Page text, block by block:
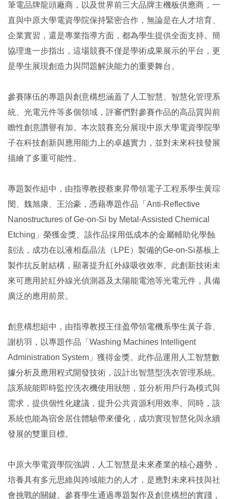
筆電品牌龍頭廠商，以及世界前三大品牌主機板供應商，一
直與中原大學電資學院保持緊密合作，無論是在人才培育、
企業實習，還是專業指導方面，都為學生提供全面支持。簡
協理進一步指出，這場競賽不僅是學術成果展示的平台，更
是學生展現創造力與問題解決能力的重要舞台。
參賽隊伍的專題與創意構想涵蓋了人工智慧、智慧化管理系
統、光電元件等多個領域，評審們對參賽作品的高品質與前
瞻性創意讚譽有加。本次競賽充分展現中原大學電資學院學
子在科技創新與應用能力上的卓越實力，並對未來科技發展
描繪了多重可能性。
專題製作組中，由指導教授蔡東昇帶領電子工程系學生黃琮
閔、魏旭康、王治豪，憑藉專題作品「Anti-Reflective
Nanostructures of Ge-on-Si by Metal-Assisted Chemical
Etching」榮獲金獎。該作品採用低成本的金屬輔助化學蝕
刻法，成功在以液相磊晶法（LPE）製備的Ge-on-Si基板上
製作抗反射結構，顯著提升紅外線吸收效率。此創新技術未
來可應用於紅外線光偵測器及太陽能電池等光電元件，具備
廣泛的應用前景。
創意構想組中，由指導教授王佳盈帶領電機系學生黃子蓉、
謝枋羽，以專題作品「Washing Machines Intelligent
Administration System」獲得金獎。此作品運用人工智慧數
據分析及應用程式開發技術，設計出智慧型洗衣管理系統。
該系統能即時監控洗衣機使用狀態，並分析用戶行為模式與
需求，提供個性化建議，提升公共資源利用效率。同時，該
系統也能為宿舍居住體驗帶來優化，成功實現智慧化與永續
發展的雙重目標。
中原大學電資學院強調，人工智慧是未來產業的核心趨勢，
培養具有多元思維與跨域能力的人才，是應對未來科技與社
會挑戰的關鍵。參賽學生通過專題製作及創意構想的實踐，